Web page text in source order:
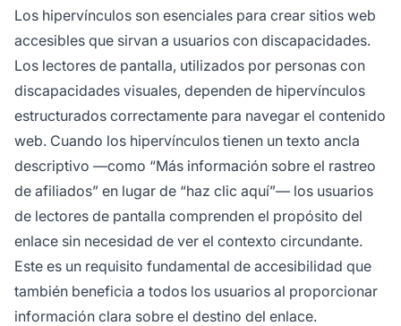
Los hipervínculos son esenciales para crear sitios web
accesibles que sirvan a usuarios con discapacidades.
Los lectores de pantalla, utilizados por personas con
discapacidades visuales, dependen de hipervínculos
estructurados correctamente para navegar el contenido
web. Cuando los hipervínculos tienen un texto ancla
descriptivo —como “Más información sobre el rastreo
de afiliados” en lugar de “haz clic aquí”— los usuarios
de lectores de pantalla comprenden el propósito del
enlace sin necesidad de ver el contexto circundante.
Este es un requisito fundamental de accesibilidad que
también beneficia a todos los usuarios al proporcionar
información clara sobre el destino del enlace.